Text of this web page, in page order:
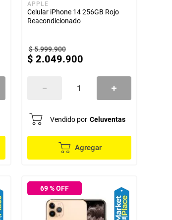
APPLE
Celular iPhone 14 256GB Rojo
Reacondicionado
$5.999.900
$ 2.049.900
Vendido por Celuventas
Agregar
69% OFF